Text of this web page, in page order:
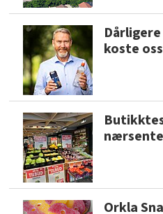
koste
Orkla